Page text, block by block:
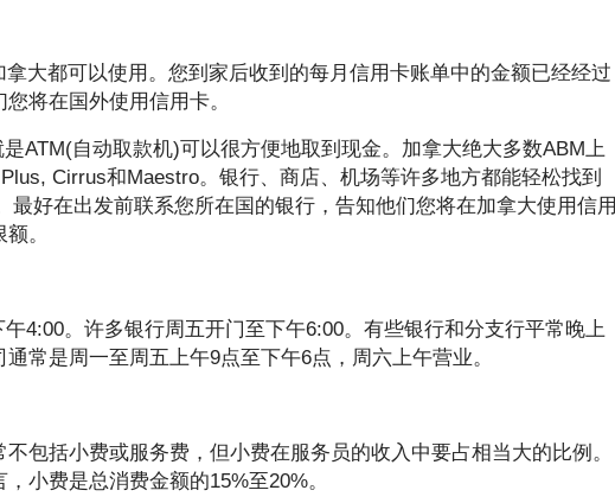
大都可以使用。您到家后收到的每月信用卡账单中的金额已经经过
将在国外使用信用卡。
ATM(自动取款机)可以很方便地取到现金。加拿大绝大多数ABM上
Cirrus和Maestro。银行、商店、机场等许多地方都能轻松找到
好在出发前联系您所在国的银行，告知他们您将在加拿大使用信用
。
4:00。许多银行周五开门至下午6:00。有些银行和分支行平常晚上
常是周一至周五上午9点至下午6点，周六上午营业。
包括小费或服务费，但小费在服务员的收入中要占相当大的比例。
小费是总消费金额的15%至20%。